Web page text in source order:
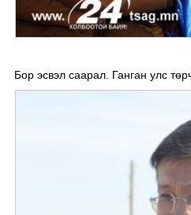
Бор эсвэл саарал. Ганган улс